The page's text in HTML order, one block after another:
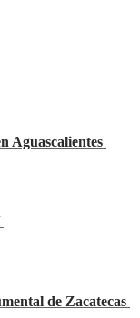
Aguascalientes
de Zacatecas